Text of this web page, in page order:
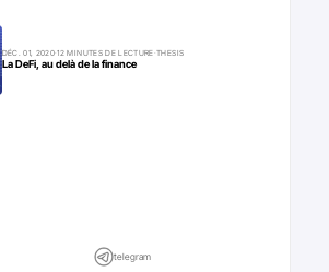
DÉC. 01, 2020·12 MINUTES DE LECTURE·THESIS
La DeFi, au delà de la finance
telegram